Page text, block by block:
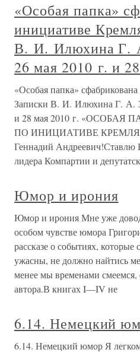
«Особая папка»
инициативе
В. И. Илюхина Г.
26 мая 2010 г. и
«Особая папка»
Записки В. И. Илюхина Г. А.
и 28 мая 2010 г.
ПО ИНИЦИАТИВЕ КРЕМЛЯГ.
Геннадий Андреевич!Ставлю
лидера Компартии и
Юмор и ирония
Юмор и ирония Мне уже
особом чувстве юмора
рассказе о событиях, которые
ужасны, не должно найтись
менее мы временами смеемся,
автора.В книгах I—IV не
6.14. Немецкий
6.14. Немецкий юмор Я